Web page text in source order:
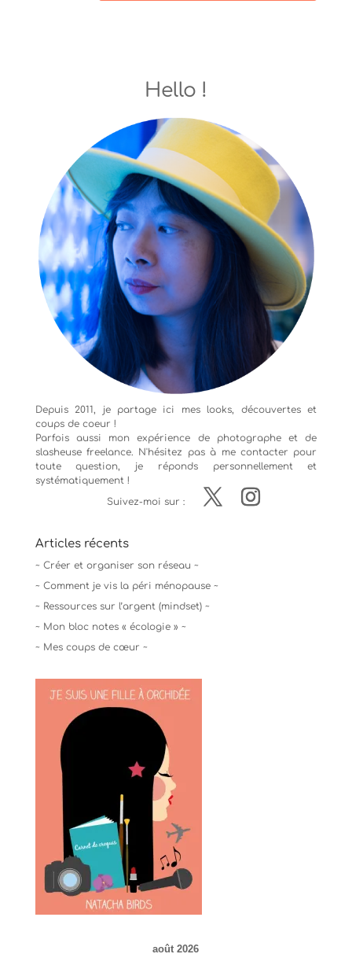
Hello !
Depuis 2011, je partage ici mes looks, découvertes et
coups de coeur !
Parfois aussi mon expérience de photographeet de
slasheuse freelance. N'hésitez pas à me contacter pour
toute question, je réponds personnellement et
systématiquement !
Suivez-moi sur :
Articles récents
~ Créer et organiser son réseau ~
~ Comment je vis la péri ménopause ~
~ Ressources sur l’argent (mindset) ~
~ Mon bloc notes « écologie » ~
~ Mes coups de cœur ~
août 2026